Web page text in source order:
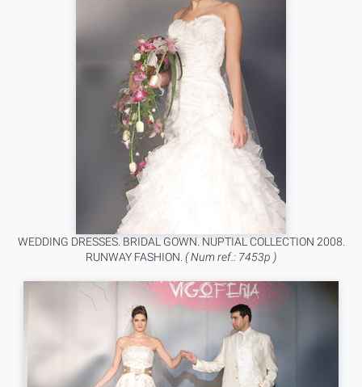
WEDDING DRESSES. BRIDAL GOWN. NUPTIAL COLLECTION 2008.
RUNWAY FASHION. ( Num ref.: 7453p )